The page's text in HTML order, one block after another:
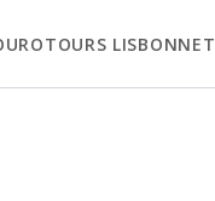
TOURS LISBONNE